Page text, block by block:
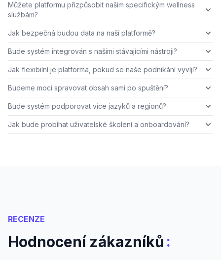
Můžete platformu přizpůsobit našim specifickým wellness
službám?
Jak bezpečná budou data na naší platformě?
Bude systém integrován s našimi stávajícími nástroji?
Jak flexibilní je platforma, pokud se naše podnikání vyvíjí?
Budeme moci spravovat obsah sami po spuštění?
Bude systém podporovat více jazyků a regionů?
Jak bude probíhat uživatelské školení a onboardování?
RECENZE
Hodnocení zákazníků :